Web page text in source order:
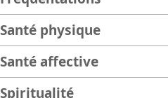
Santé physique
Santé affective
Spiritualité